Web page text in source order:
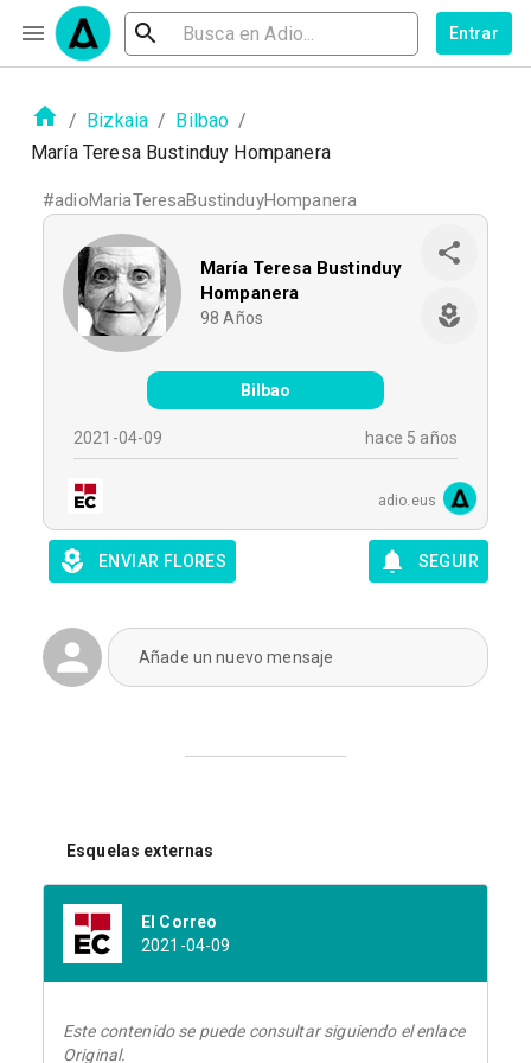
Entrar
/ Bizkaia / Bilbao /
María Teresa Bustinduy Hompanera
#adioMariaTeresaBustinduyHompanera
María Teresa Bustinduy
Hompanera
98 Años
Bilbao
2021-04-09 hace 5 años
adio.eus
ENVIAR FLORES SEGUIR
Añade un nuevo mensaje
Esquelas externas
El Correo
2021-04-09
Este contenido se puede consultar siguiendo el enlace
Original.